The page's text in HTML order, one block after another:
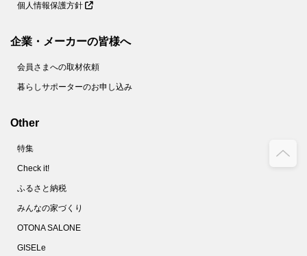
個人情報保護方針
企業・メーカーの皆様へ
会員さまへの取材依頼
暮らしサポーターのお申し込み
Other
特集
Check it!
ふるさと納税
みんなの家づくり
OTONA SALONE
GISELe